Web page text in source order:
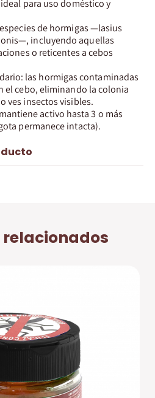
para uso doméstico y
de hormigas —lasius
incluyendo aquellas
o reticentes a cebos
las hormigas contaminadas
el cebo, eliminando la colonia
ves insectos visibles.
activo hasta 3 o más
permanece intacta).